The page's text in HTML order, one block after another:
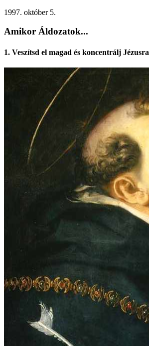
1997. október 5.
Amikor Áldozatok...
1. Veszítsd el magad és koncentrálj Jézusra